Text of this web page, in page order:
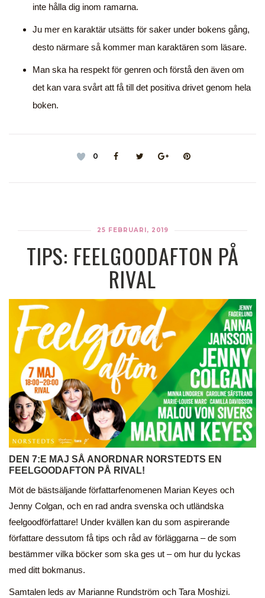
inte hålla dig inom ramarna.
Ju mer en karaktär utsätts för saker under bokens gång,
desto närmare så kommer man karaktären som läsare.
Man ska ha respekt för genren och förstå den även om
det kan vara svårt att få till det positiva drivet genom hela
boken.
0
25 FEBRUARI, 2019
TIPS: FEELGOODAFTON PÅ
RIVAL
DEN 7:E MAJ SÅ ANORDNAR NORSTEDTS EN
FEELGOODAFTON PÅ RIVAL!
Möt de bästsäljande författarfenomenen Marian Keyes och
Jenny Colgan, och en rad andra svenska och utländska
feelgoodförfattare! Under kvällen kan du som aspirerande
författare dessutom få tips och råd av förläggarna – de som
bestämmer vilka böcker som ska ges ut – om hur du lyckas
med ditt bokmanus.
Samtalen leds av Marianne Rundström och Tara Moshizi.